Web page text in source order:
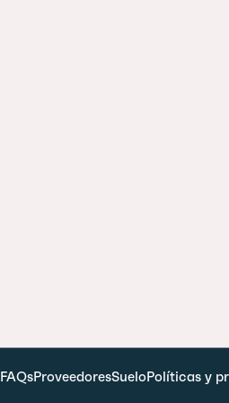
FAQsProveedoresSueloPolíticas y